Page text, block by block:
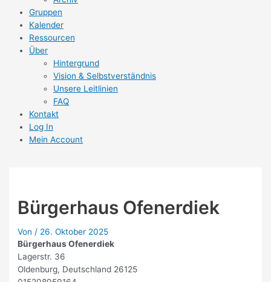
Gruppen
Kalender
Ressourcen
Über
Hintergrund
Vision & Selbstverständnis
Unsere Leitlinien
FAQ
Kontakt
Log In
Mein Account
Bürgerhaus Ofenerdiek
Von / 26. Oktober 2025
Bürgerhaus Ofenerdiek
Lagerstr. 36
Oldenburg, Deutschland 26125